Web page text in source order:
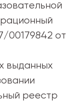
00179842 от
выданных
реестр